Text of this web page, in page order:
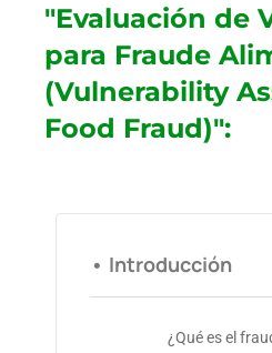
"Evaluación de
para Fraude
(Vulnerability
Food Fraud)":
• Introducción
¿Qué es el